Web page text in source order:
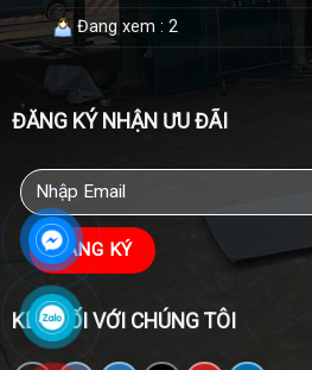
Đang xem : 2
ĐĂNG KÝ NHẬN ƯU ĐÃI
KẾT NỐI VỚI CHÚNG TÔI